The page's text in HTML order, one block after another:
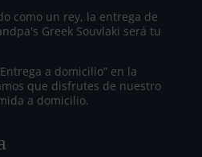
como un rey, la entrega de
Greek Souvlaki será tu
a domicilio” en la
que disfrutes de nuestro
a domicilio.